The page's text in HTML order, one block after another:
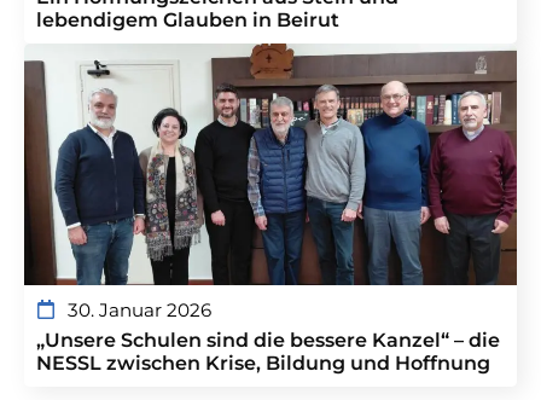
lebendigem Glauben in Beirut
30. Januar 2026
„Unsere Schulen sind die bessere Kanzel“ – die
NESSL zwischen Krise, Bildung und Hoffnung